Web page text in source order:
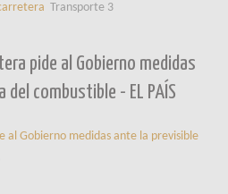
Transporte 3
pide al Gobierno medidas
combustible - EL PAÍS
al Gobierno medidas ante la previsible